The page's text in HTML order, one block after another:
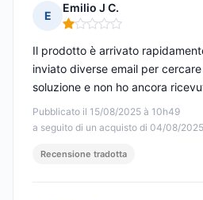
E
Emilio J C.
Nota: 1 su 5
Pubblicato il 15/08/2025 à 10h49
a seguito di un acquisto di 04/08/2025
Il prodotto è arrivato
inviato diverse email per
soluzione e non ho ancora
Recensione tradotta